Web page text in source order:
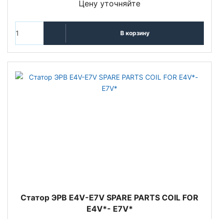
Цену уточняйте
В корзину
Статор ЭРВ E4V-E7V SPARE PARTS COIL FOR
E4V*- E7V*